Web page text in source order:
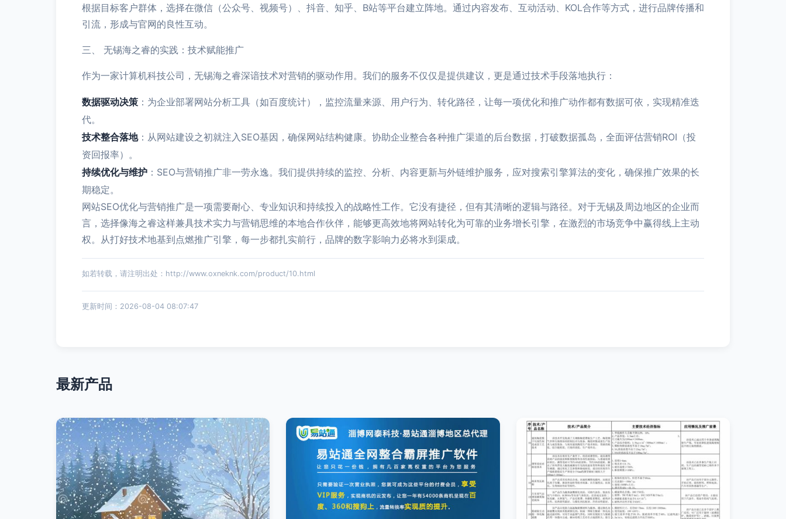
根据目标客户群体，选择在微信（公众号、视频号）、抖音、知乎、B站等平台建立阵地。通过内容发布、互动活动、KOL合作等方式，进行品牌传播和
引流，形成与官网的良性互动。
三、 无锡海之睿的实践：技术赋能推广
作为一家计算机科技公司，无锡海之睿深谙技术对营销的驱动作用。我们的服务不仅仅是提供建议，更是通过技术手段落地执行：
数据驱动决策 ：为企业部署网站分析工具（如百度统计），监控流量来源、用户行为、转化路径，让每一项优化和推广动作都有数据可依，实现精准迭
代。
技术整合落地：从网站建设之初就注入SEO基因，确保网站结构健康。协助企业整合各种推广渠道的后台数据，打破数据孤岛，全面评估营销ROI（投
资回报率）。
持续优化与维护 ：SEO与营销推广非一劳永逸。我们提供持续的监控、分析、内容更新与外链维护服务，应对搜索引擎算法的变化，确保推广效果的长
期稳定。
网站SEO优化与营销推广是一项需要耐心、专业知识和持续投入的战略性工作。它没有捷径，但有其清晰的逻辑与路径。对于无锡及周边地区的企业而
言，选择像海之睿这样兼具技术实力与营销思维的本地合作伙伴，能够更高效地将网站转化为可靠的业务增长引擎，在激烈的市场竞争中赢得线上主动
权。从打好技术地基到点燃推广引擎，每一步都扎实前行，品牌的数字影响力必将水到渠成。
如若转载，请注明出处：http://www.oxneknk.com/product/10.html
更新时间：2026-08-04 08:07:47
最新产品